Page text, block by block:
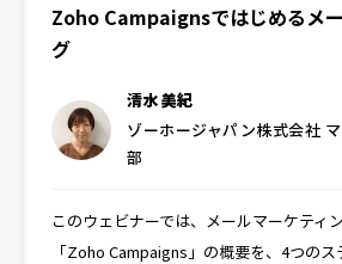
Zoho Campaignsではじめるメ
グ
清水 美紀
ゾーホージャパン株式会社
部
このウェビナーでは、メールマーケティ
「Zoho Campaigns」の概要を、4つの